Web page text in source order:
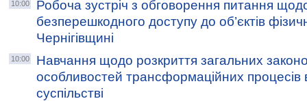
10:00
Робоча зустріч з обговорення питання
безперешкодного доступу до об’єктів
Чернігівщині
10:00
Навчання щодо розкриття загальних
особливостей трансформаційних процесів
суспільстві